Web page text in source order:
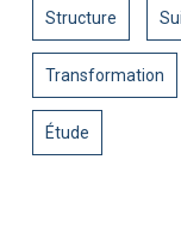
Structure
Transformation
Étude